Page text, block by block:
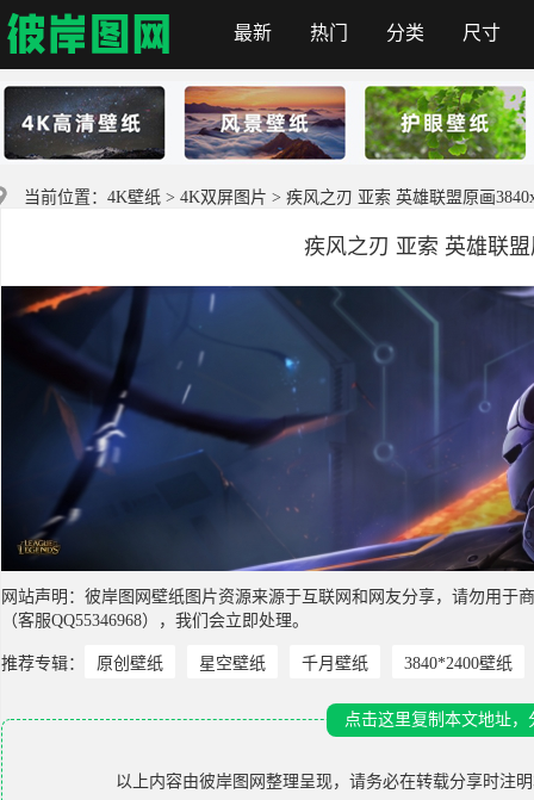
首页
最新 热门 分类 尺寸
当前位置： 4K壁纸 > 4K双屏图片 > 疾风之刃 亚索 英雄联盟原画
疾风之刃 亚索 英雄联盟
网站声明：彼岸图网壁纸图片资源来源于互联网和网友分享，请勿用
（客服QQ55346968），我们会立即处理。
推荐专辑： 原创壁纸 星空壁纸 千月壁纸 3840*2400壁纸
点击这里复制本文地址
以上内容由彼岸图网 整理呈现，请务必在转载分享时注